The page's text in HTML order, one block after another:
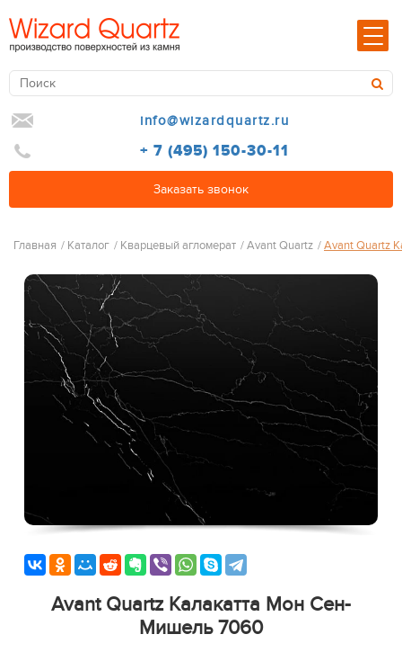
info@wizardquartz.ru
+ 7 (495) 150-30-11
Заказать звонок
Главная / Каталог / Кварцевый агломерат /Avant Quartz /Avant Quartz
Avant Quartz Калакатта Мон Сен-
Мишель 7060